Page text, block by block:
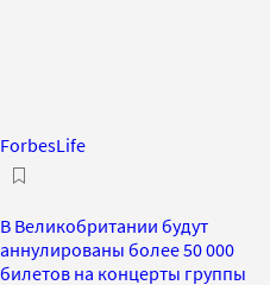
ForbesLife
В Великобритании будут
аннулированы более 50 000
билетов на концерты группы